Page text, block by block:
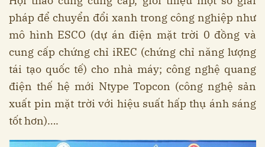
pháp để chuyển đổi xanh trong công nghiệp như
mô hình ESCO (dự án điện mặt trời 0 đồng và
cung cấp chứng chỉ iREC (chứng chỉ năng lượng
tái tạo quốc tế) cho nhà máy; công nghệ quang
điện thế hệ mới Ntype Topcon (công nghệ sản
xuất pin mặt trời với hiệu suất hấp thụ ánh sáng
tốt hơn)….